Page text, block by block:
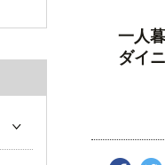
一人
ダイ